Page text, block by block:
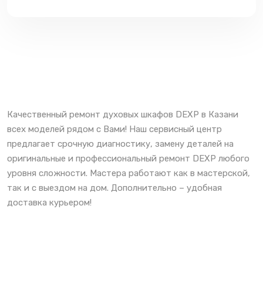
Качественный ремонт духовых шкафов DEXP в Казани
всех моделей рядом с Вами! Наш сервисный центр
предлагает срочную диагностику, замену деталей на
оригинальные и профессиональный ремонт DEXP любого
уровня сложности. Мастера работают как в мастерской,
так и с выездом на дом. Дополнительно – удобная
доставка курьером!